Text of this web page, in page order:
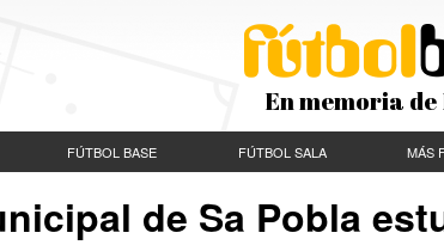
En memoria
FÚTBOL BASE FÚTBOL SALA MÁS
de Sa Pobla